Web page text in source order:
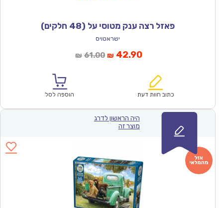
פאזל רצה ענק מטוסי על (48 חלקים)
ישראטויס
₪ 61.00המחיר
₪61.00.
₪ 42.90המחיר
הוא:
כתוב חוות דעת הוספה לסל
היה הראשון לדרג
מוצר זה